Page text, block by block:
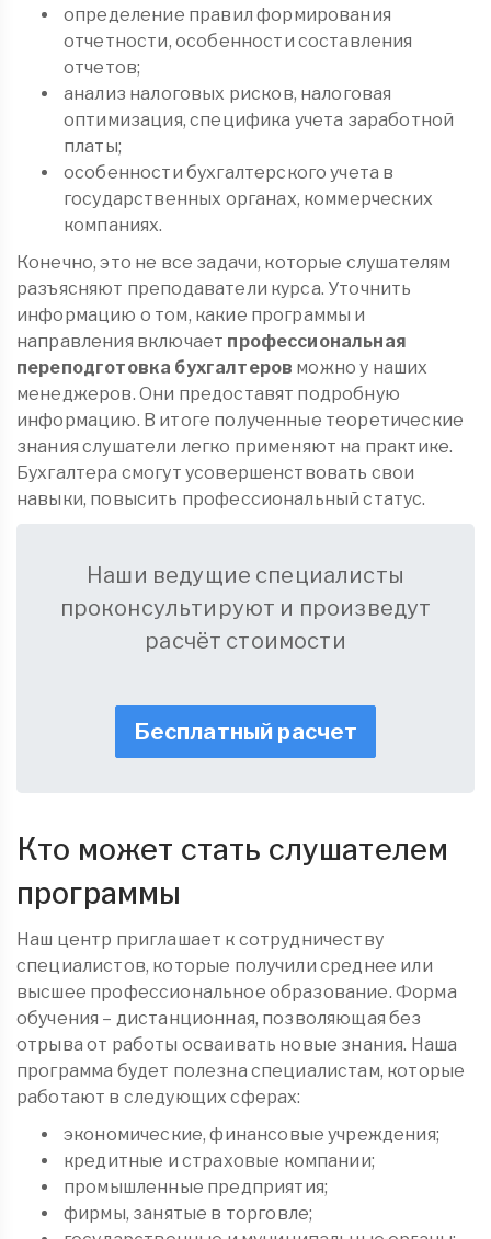
определение правил формирования
отчетности, особенности составления
отчетов;
анализ налоговых рисков, налоговая
оптимизация, специфика учета заработной
платы;
особенности бухгалтерского учета в
государственных органах, коммерческих
компаниях.
Конечно, это не все задачи, которые слушателям
разъясняют преподаватели курса. Уточнить
информацию о том, какие программы и
направления включает профессиональная
переподготовка бухгалтеров можно у наших
менеджеров. Они предоставят подробную
информацию. В итоге полученные теоретические
знания слушатели легко применяют на практике.
Бухгалтера смогут усовершенствовать свои
навыки, повысить профессиональный статус.
Наши ведущие специалисты
проконсультируют и произведут
расчёт стоимости
Бесплатный расчет
Кто может стать слушателем
программы
Наш центр приглашает к сотрудничеству
специалистов, которые получили среднее или
высшее профессиональное образование. Форма
обучения – дистанционная, позволяющая без
отрыва от работы осваивать новые знания. Наша
программа будет полезна специалистам, которые
работают в следующих сферах:
экономические, финансовые учреждения;
кредитные и страховые компании;
промышленные предприятия;
фирмы, занятые в торговле;